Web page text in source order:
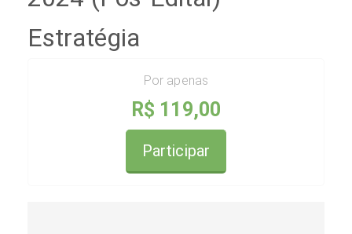
Estratégia
Por apenas
R$ 119,00
Participar